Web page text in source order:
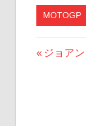
MOTOGP
投
前
ジョア